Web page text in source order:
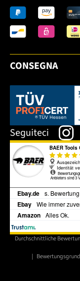
CONSEGNA
Dieser Link öffnet
Seguiteci
Durchschnittliche
|